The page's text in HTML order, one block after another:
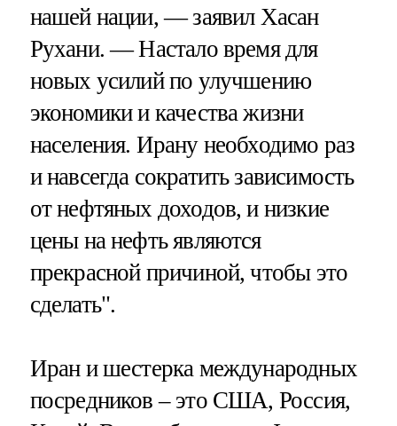
нашей нации, — заявил Хасан
Рухани. — Настало время для
новых усилий по улучшению
экономики и качества жизни
населения. Ирану необходимо раз
и навсегда сократить зависимость
от нефтяных доходов, и низкие
цены на нефть являются
прекрасной причиной, чтобы это
сделать".
Иран и шестерка международных
посредников – это США, Россия,